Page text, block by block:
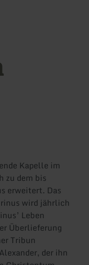
Kapelle im
zu dem bis
erweitert. Das
wird jährlich
Leben
Überlieferung
Tribun
der ihn